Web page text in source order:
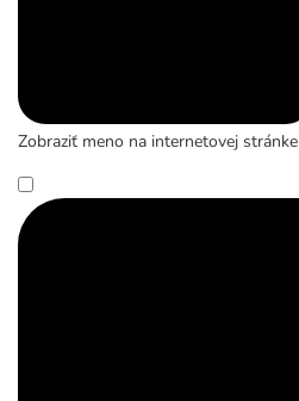
Zobraziť meno na internetovej stránke